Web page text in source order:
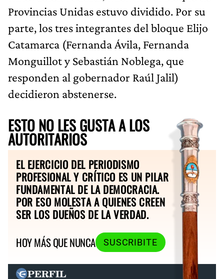
Provincias Unidas estuvo dividido. Por su
parte, los tres integrantes del bloque Elijo
Catamarca (Fernanda Ávila, Fernanda
Monguillot y Sebastián Noblega, que
responden al gobernador Raúl Jalil)
decidieron abstenerse.
ESTO NO LES GUSTA A LOS
AUTORITARIOS
EL EJERCICIO DEL PERIODISMO
PROFESIONAL Y CRÍTICO ES UN PILAR
FUNDAMENTAL DE LA DEMOCRACIA.
POR ESO MOLESTA A QUIENES CREEN
SER LOS DUEÑOS DE LA VERDAD.
HOY MÁS QUE NUNCA
SUSCRIBITE